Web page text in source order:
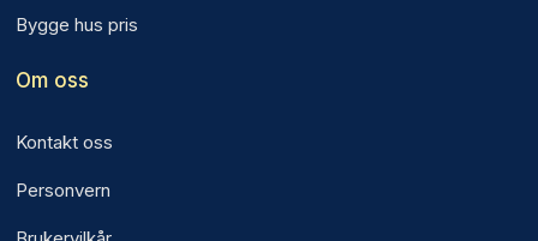
Bygge hus pris
Om oss
Kontakt oss
Personvern